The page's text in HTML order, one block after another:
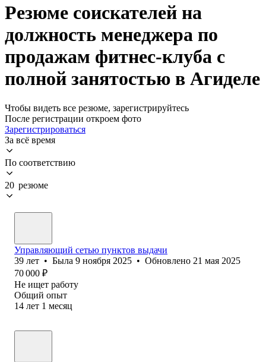
Резюме соискателей на
должность менеджера по
продажам фитнес-клуба с
полной занятостью в Агиделе
Чтобы видеть все резюме, зарегистрируйтесь
После регистрации откроем фото
Зарегистрироваться
За всё время
По соответствию
20 резюме
Управляющий сетью пунктов выдачи
39 лет • Была 9 ноября 2025 • Обновлено 21 мая 2025
70 000 ₽
Не ищет работу
Общий опыт
14 лет 1 месяц